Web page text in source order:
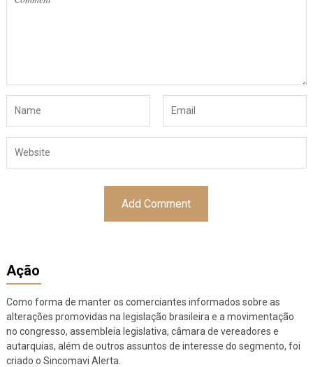
Ação
Como forma de manter os comerciantes informados sobre as
alterações promovidas na legislação brasileira e a movimentação
no congresso, assembleia legislativa, câmara de vereadores e
autarquias, além de outros assuntos de interesse do segmento, foi
criado o Sincomavi Alerta.